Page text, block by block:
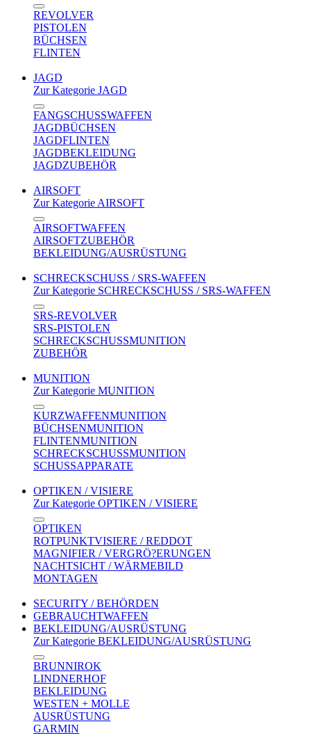
REVOLVER
PISTOLEN
BÜCHSEN
FLINTEN
JAGD
Zur Kategorie JAGD
FANGSCHUSSWAFFEN
JAGDBÜCHSEN
JAGDFLINTEN
JAGDBEKLEIDUNG
JAGDZUBEHÖR
AIRSOFT
Zur Kategorie AIRSOFT
AIRSOFTWAFFEN
AIRSOFTZUBEHÖR
BEKLEIDUNG/AUSRÜSTUNG
SCHRECKSCHUSS / SRS-WAFFEN
Zur Kategorie SCHRECKSCHUSS / SRS-WAFFEN
SRS-REVOLVER
SRS-PISTOLEN
SCHRECKSCHUSSMUNITION
ZUBEHÖR
MUNITION
Zur Kategorie MUNITION
KURZWAFFENMUNITION
BÜCHSENMUNITION
FLINTENMUNITION
SCHRECKSCHUSSMUNITION
SCHUSSAPPARATE
OPTIKEN / VISIERE
Zur Kategorie OPTIKEN / VISIERE
OPTIKEN
ROTPUNKTVISIERE / REDDOT
MAGNIFIER / VERGRÖ?ERUNGEN
NACHTSICHT / WÄRMEBILD
MONTAGEN
SECURITY / BEHÖRDEN
GEBRAUCHTWAFFEN
BEKLEIDUNG/AUSRÜSTUNG
Zur Kategorie BEKLEIDUNG/AUSRÜSTUNG
BRUNNIROK
LINDNERHOF
BEKLEIDUNG
WESTEN + MOLLE
AUSRÜSTUNG
GARMIN